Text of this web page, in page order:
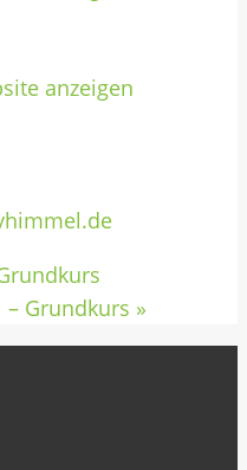
anzeigen
– Grundkurs »